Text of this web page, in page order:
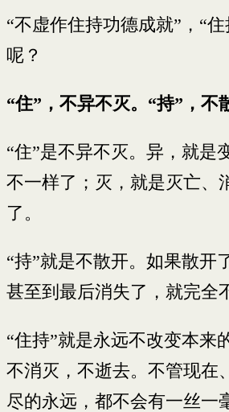
“不虚作住持功德成就”，“
呢？
“住”，不异不灭。“持”，不
“住”是不异不灭。异，就是
不一样了；灭，就是灭亡、
了。
“持”就是不散开。如果散开
甚至到最后消失了，就完全
“住持”就是永远不改变本来
不消灭，不逝去。不管现在
尽的永远，都不会有一丝一